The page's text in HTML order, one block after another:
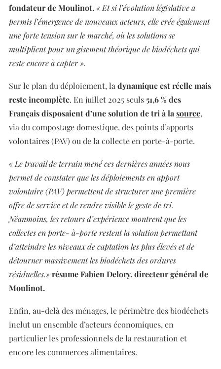
fondateur de Moulinot.« Et si l’évolution législative a
permis l’émergence de nouveaux acteurs, elle crée également
une forte tension sur le marché, où les solutions se
multiplient pour un gisement théorique de biodéchets qui
reste encore à capter ».
Sur le plan du déploiement, la dynamique est réelle mais
reste incomplète. En juillet 2025 seuls 51,6 % des
Français disposaient d’une solution de tri à lasource,
via du compostage domestique, des points d’apports
volontaires (PAV) ou de la collecte en porte-à-porte.
« Le travail de terrain mené ces dernières années nous
permet de constater que les déploiements en apport
volontaire (PAV) permettent de structurer une première
offre de service et de rendre visible le geste de tri.
Néanmoins, les retours d’expérience montrent que les
collectes en porte- à-porte restent la solution permettant
d’atteindre les niveaux de captation les plus élevés et de
détourner massivement les biodéchets des ordures
résiduelles.»résume Fabien Delory, directeur général de
Moulinot.
Enfin, au-delà des ménages, le périmètre des biodéchets
inclut un ensemble d’acteurs économiques, en
particulier les professionnels de la restauration et
encore les commerces alimentaires.